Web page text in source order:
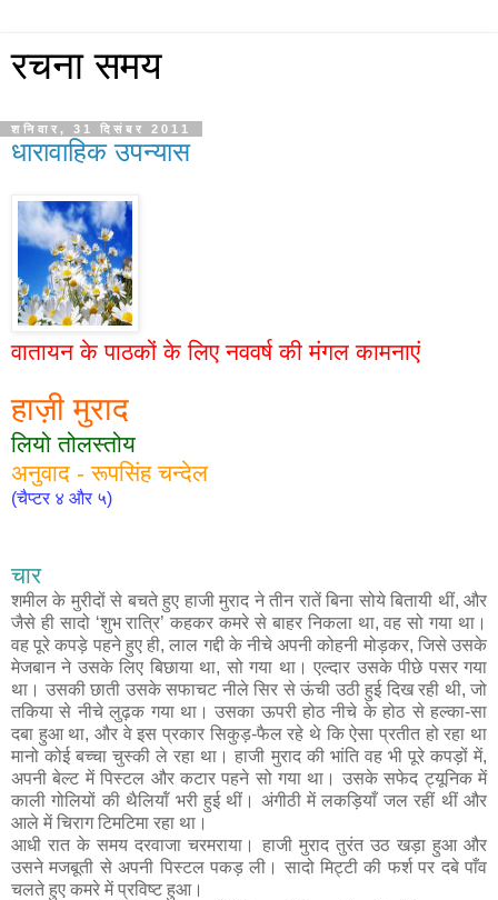
रचना समय
शनिवार, 31 दिसंबर 2011
धारावाहिक उपन्यास
वातायन के पाठकों के लिए नववर्ष की मंगल कामनाएं
हाज़ी मुराद
लियो तोलस्तोय
अनुवाद - रूपसिंह चन्देल
(चैप्टर ४ और ५)
चार
शमील के मुरीदों से बचते हुए हाजी मुराद ने तीन रातें बिना सोये बितायी थीं, और
जैसे ही सादो ‘शुभ रात्रि’ कहकर कमरे से बाहर निकला था, वह सो गया था।
वह पूरे कपड़े पहने हुए ही, लाल गद्दी के नीचे अपनी कोहनी मोड़कर, जिसे उसके
मेजबान ने उसके लिए बिछाया था, सो गया था। एल्दार उसके पीछे पसर गया
था। उसकी छाती उसके सफाचट नीले सिर से ऊंची उठी हुई दिख रही थी, जो
तकिया से नीचे लुढ़क गया था। उसका ऊपरी होठ नीचे के होठ से हल्का-सा
दबा हुआ था, और वे इस प्रकार सिकुड़-फैल रहे थे कि ऐसा प्रतीत हो रहा था
मानो कोई बच्चा चुस्की ले रहा था। हाजी मुराद की भांति वह भी पूरे कपड़ों में,
अपनी बेल्ट में पिस्टल और कटार पहने सो गया था। उसके सफेद ट्यूनिक में
काली गोलियों की थैलियॉं भरी हुई थीं। अंगीठी में लकड़ियाँ जल रहीं थीं और
आले में चिराग टिमटिमा रहा था।
आधी रात के समय दरवाजा चरमराया। हाजी मुराद तुरंत उठ खड़ा हुआ और
उसने मजबूती से अपनी पिस्टल पकड़ ली। सादो मिट्टी की फर्श पर दबे पाँव
चलते हुए कमरे में प्रविष्ट हुआ।